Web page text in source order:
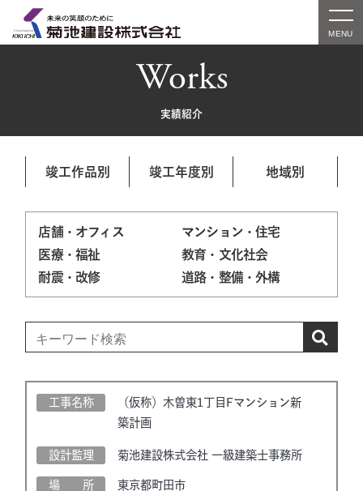
Works
実績紹介
竣工作品別 竣工年度別 地域別
店舗・オフィス
マンション・住宅
医療・福祉
教育・文化社会
耐震・改修
道路・整備・外構
工事名称
（仮称）木曽東1丁目Fマンション新
築計画
設計監理 菊池建設株式会社 一級建築士事務所
場 所 東京都町田市